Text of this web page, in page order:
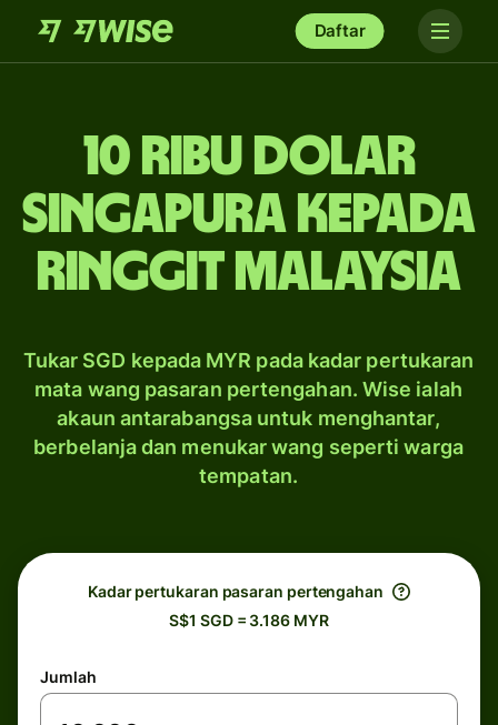
Daftar
10 ribu dolar
Singapura kepada
ringgit Malaysia
Tukar SGD kepada MYR pada kadar pertukaran
mata wang pasaran pertengahan. Wise ialah
akaun antarabangsa untuk menghantar,
berbelanja dan menukar wang seperti warga
tempatan.
Kadar pertukaran pasaran pertengahan
S$1 SGD = 3.186 MYR
Jumlah